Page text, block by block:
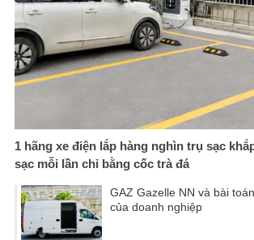
1 hãng xe điện lắp hàng nghìn trụ sạc
sạc mỗi lần chỉ bằng cốc trà đá
GAZ Gazelle NN và bài
của doanh nghiệp